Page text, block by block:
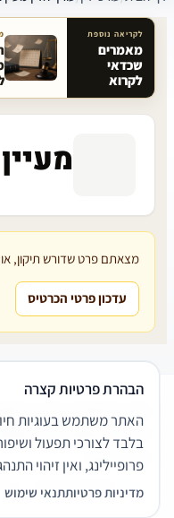
מאמרים קשורים באתר
לקריאה נוספת
מאמרים
שכדאי
לקרוא
מצאתם פרט שדורש תיקון, או
עדכון פרטי הכרטיס
שירותים משפטיים
דרושים
תנאי שימוש
© 2026 הפירמה. כל הזכויות שמורות.
הבהרת פרטיות קצרה
האתר משתמש בעוגיות
בלבד לצורכי תפעול
פרופיילינג, ואין זיהוי
מדיניות פרטיותתנאי שימוש